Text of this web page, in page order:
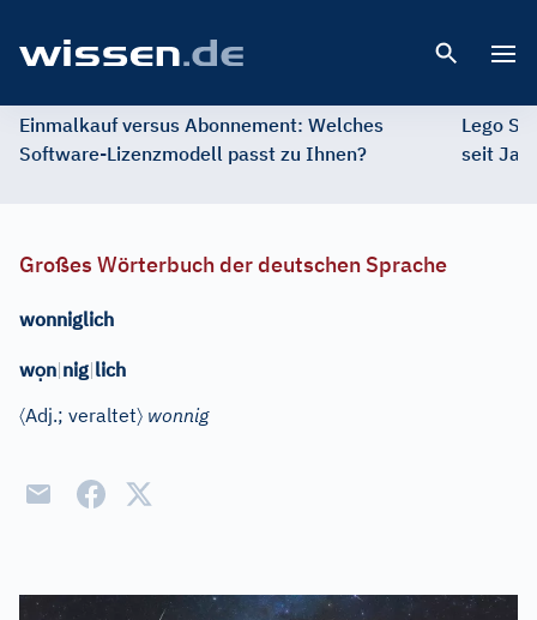
Einmalkauf versus Abonnement: Welches
Software-Lizenzmodell passt zu Ihnen?
Lego
seit
Großes Wörterbuch der deutschen Sprache
wonniglich
wọn|nig|lich
〈Adj.; veraltet〉 wonnig